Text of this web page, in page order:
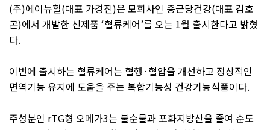
(주)에이뉴힐(대표 가경진)은 모회사인 종근당건강(대표 김호
곤)에서 개발한 신제품 ‘혈류케어’를 오는 1월 출시한다고 밝혔
다.
이번에 출시하는 혈류케어는 혈행 · 혈압을 개선하고 정상적인
면역기능 유지에 도움을 주는 복합기능성 건강기능식품이다.
주성분인 rTG형 오메가3는 불순물과 포화지방산을 줄여 순도